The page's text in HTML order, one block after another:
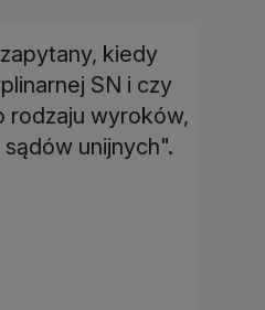
kiedy
SN i czy
rodzaju wyroków,
unijnych".